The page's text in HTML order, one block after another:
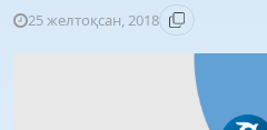
25 желтоқсан, 2018